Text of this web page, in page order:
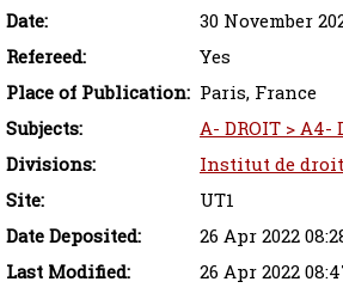
Date:
30 November
Refereed:
Yes
Place of Publication: Paris, France
Subjects:
A- DROIT >
Divisions:
Institut de
Site:
UT1
Date Deposited:
26 Apr 2022
Last Modified:
26 Apr 2022